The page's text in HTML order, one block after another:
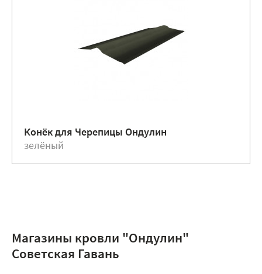
Конёк для Черепицы Ондулин
зелёный
Магазины кровли "Ондулин"
Советская Гавань